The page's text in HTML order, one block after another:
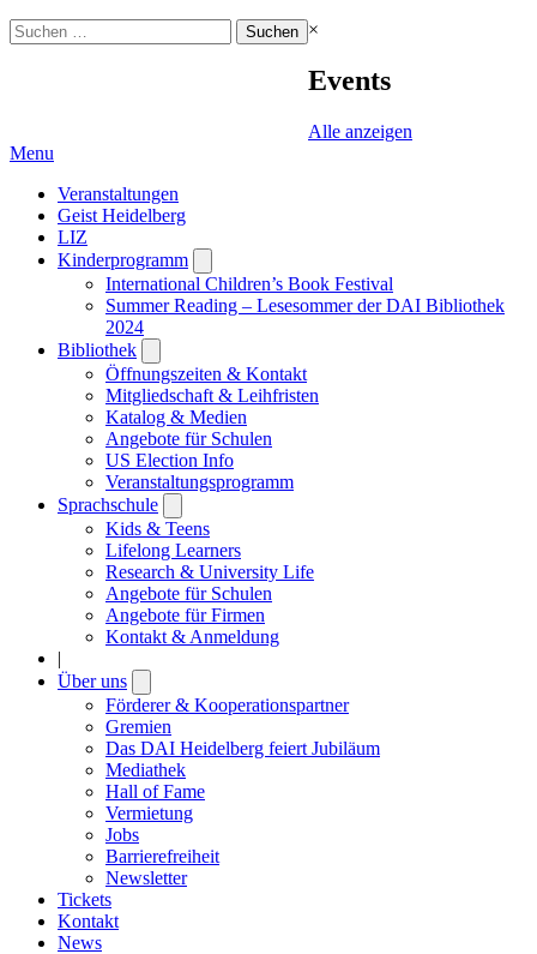
Suchen
nach:
×
Events
Alle anzeigen
Menu
Veranstaltungen
Geist Heidelberg
LIZ
Kinderprogramm
submenu
International Children’s Book Festival
Summer Reading – Lesesommer der DAI Bibliothek
2024
Bibliothek
submenu
Öffnungszeiten & Kontakt
Mitgliedschaft & Leihfristen
Katalog & Medien
Angebote für Schulen
US Election Info
Veranstaltungsprogramm
Sprachschule
submenu
Kids & Teens
Lifelong Learners
Research & University Life
Angebote für Schulen
Angebote für Firmen
Kontakt & Anmeldung
|
Über uns
submenu
Förderer & Kooperationspartner
Gremien
Das DAI Heidelberg feiert Jubiläum
Mediathek
Hall of Fame
Vermietung
Jobs
Barrierefreiheit
Newsletter
Tickets
Kontakt
News